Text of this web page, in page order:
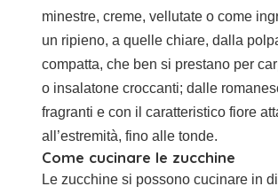
minestre, creme, vellutate o come
un ripieno, a quelle chiare, dalla
compatta, che ben si prestano per
o insalatone croccanti; dalle
fragranti e con il caratteristico fiore
all’estremità, fino alle tonde.
Come cucinare le zucchine
Le zucchine si possono cucinare in